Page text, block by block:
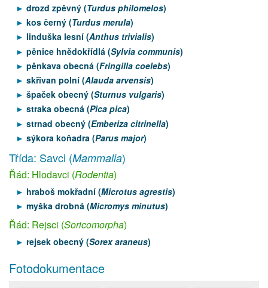
drozd zpěvný (Turdus philomelos)
kos černý (Turdus merula)
linduška lesní (Anthus trivialis)
pěnice hnědokřídlá (Sylvia communis)
pěnkava obecná (Fringilla coelebs)
skřivan polní (Alauda arvensis)
špaček obecný (Sturnus vulgaris)
straka obecná (Pica pica)
strnad obecný (Emberiza citrinella)
sýkora koňadra (Parus major)
Třída: Savci (Mammalia)
Řád: Hlodavci (Rodentia)
hraboš mokřadní (Microtus agrestis)
myška drobná (Micromys minutus)
Řád: Rejsci (Soricomorpha)
rejsek obecný (Sorex araneus)
Fotodokumentace